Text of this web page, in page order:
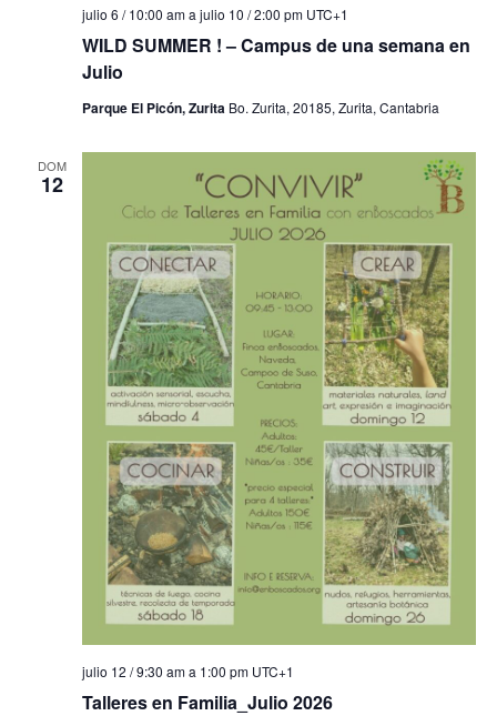
WILD SUMMER ! – Campus de una semana en
Julio
julio 6 / 10:00 ama julio 10 / 2:00 pm UTC+1
Parque El Picón, Zurita Bo. Zurita, 20185, Zurita, Cantabria
DOM
12
Talleres en Familia_Julio 2026
julio 12 / 9:30 ama 1:00 pm UTC+1